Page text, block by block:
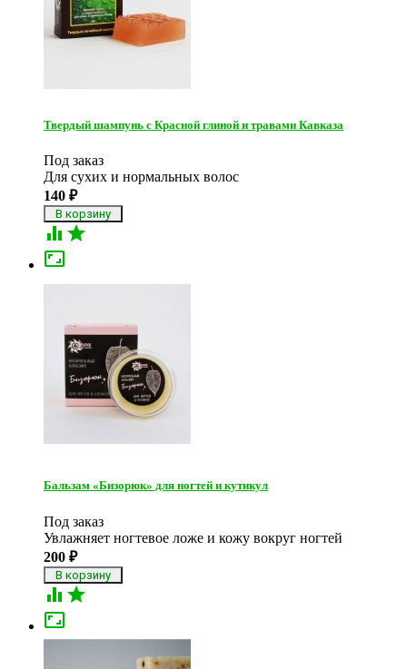
Твердый шампунь с Красной глиной и травами Кавказа
Под заказ
Для сухих и нормальных волос
140 ₽
 

Бальзам «Бизорюк» для ногтей и кутикул
Под заказ
Увлажняет ногтевое ложе и кожу вокруг ногтей
200 ₽
 
